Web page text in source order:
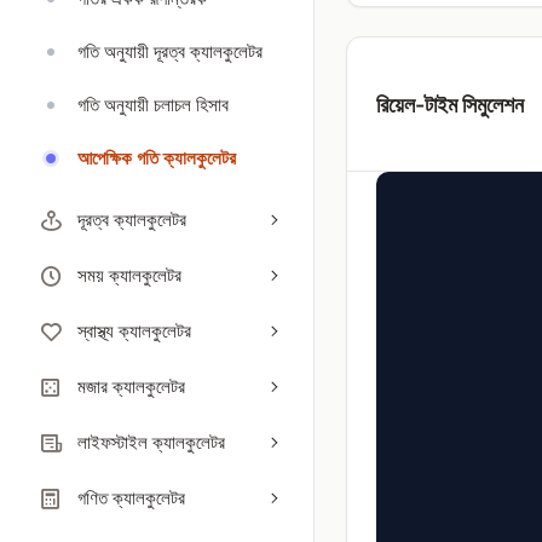
গতি অনুযায়ী দূরত্ব ক্যালকুলেটর
গতি অনুযায়ী চলাচল হিসাব
আপেক্ষিক গতি ক্যালকুলেটর
দূরত্ব ক্যালকুলেটর
সময় ক্যালকুলেটর
স্বাস্থ্য ক্যালকুলেটর
মজার ক্যালকুলেটর
লাইফস্টাইল ক্যালকুলেটর
গণিত ক্যালকুলেটর
রিয়েল-টাইম সিমুলেশন